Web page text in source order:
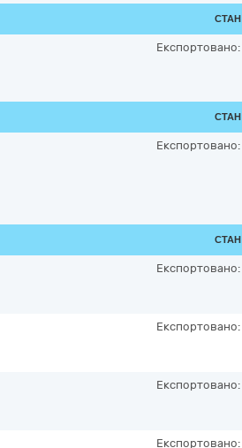
СТАН
Експортовано:
СТАН
Експортовано:
СТАН
Експортовано:
Експортовано:
Експортовано:
Експортовано: